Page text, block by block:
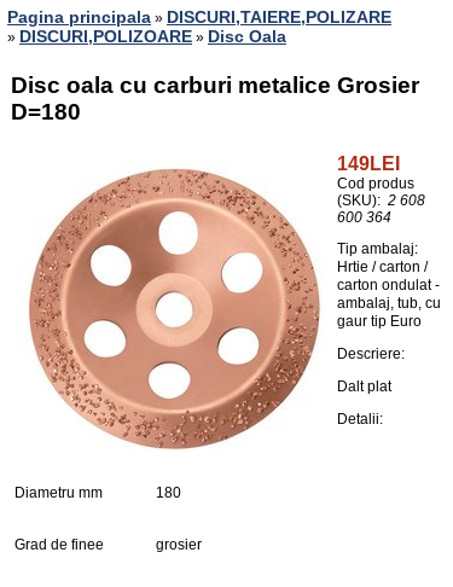
Pagina principala » DISCURI,TAIERE,POLIZARE
» DISCURI,POLIZOARE » Disc Oala
Disc oala cu carburi metalice Grosier
D=180
149LEI
Cod produs
(SKU): 2 608
600 364
Tip ambalaj:
Hrtie / carton /
carton ondulat -
ambalaj, tub, cu
gaur tip Euro
Descriere:
Dalt plat
Detalii:
Diametru mm 180
Grad de finee grosier